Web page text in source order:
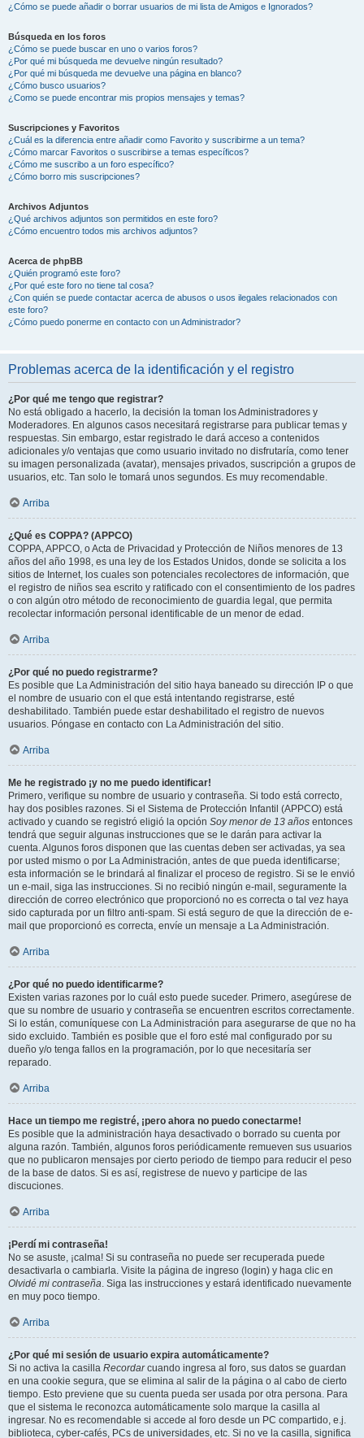
¿Cómo se puede añadir o borrar usuarios de mi lista de Amigos e Ignorados?
Búsqueda en los foros
¿Cómo se puede buscar en uno o varios foros?
¿Por qué mi búsqueda me devuelve ningún resultado?
¿Por qué mi búsqueda me devuelve una página en blanco?
¿Cómo busco usuarios?
¿Como se puede encontrar mis propios mensajes y temas?
Suscripciones y Favoritos
¿Cuál es la diferencia entre añadir como Favorito y suscribirme a un tema?
¿Cómo marcar Favoritos o suscribirse a temas específicos?
¿Cómo me suscribo a un foro específico?
¿Cómo borro mis suscripciones?
Archivos Adjuntos
¿Qué archivos adjuntos son permitidos en este foro?
¿Cómo encuentro todos mis archivos adjuntos?
Acerca de phpBB
¿Quién programó este foro?
¿Por qué este foro no tiene tal cosa?
¿Con quién se puede contactar acerca de abusos o usos ilegales relacionados con
este foro?
¿Cómo puedo ponerme en contacto con un Administrador?
Problemas acerca de la identificación y el registro
¿Por qué me tengo que registrar?
No está obligado a hacerlo, la decisión la toman los Administradores y
Moderadores. En algunos casos necesitará registrarse para publicar temas y
respuestas. Sin embargo, estar registrado le dará acceso a contenidos
adicionales y/o ventajas que como usuario invitado no disfrutaría, como tener
su imagen personalizada (avatar), mensajes privados, suscripción a grupos de
usuarios, etc. Tan solo le tomará unos segundos. Es muy recomendable.
Arriba
¿Qué es COPPA? (APPCO)
COPPA, APPCO, o Acta de Privacidad y Protección de Niños menores de 13
años del año 1998, es una ley de los Estados Unidos, donde se solicita a los
sitios de Internet, los cuales son potenciales recolectores de información, que
el registro de niños sea escrito y ratificado con el consentimiento de los padres
o con algún otro método de reconocimiento de guardia legal, que permita
recolectar información personal identificable de un menor de edad.
Arriba
¿Por qué no puedo registrarme?
Es posible que La Administración del sitio haya baneado su dirección IP o que
el nombre de usuario con el que está intentando registrarse, esté
deshabilitado. También puede estar deshabilitado el registro de nuevos
usuarios. Póngase en contacto con La Administración del sitio.
Arriba
Me he registrado ¡y no me puedo identificar!
Primero, verifique su nombre de usuario y contraseña. Si todo está correcto,
hay dos posibles razones. Si el Sistema de Protección Infantil (APPCO) está
activado y cuando se registró eligió la opción Soy menor de 13 años entonces
tendrá que seguir algunas instrucciones que se le darán para activar la
cuenta. Algunos foros disponen que las cuentas deben ser activadas, ya sea
por usted mismo o por La Administración, antes de que pueda identificarse;
esta información se le brindará al finalizar el proceso de registro. Si se le envió
un e-mail, siga las instrucciones. Si no recibió ningún e-mail, seguramente la
dirección de correo electrónico que proporcionó no es correcta o tal vez haya
sido capturada por un filtro anti-spam. Si está seguro de que la dirección de e-
mail que proporcionó es correcta, envíe un mensaje a La Administración.
Arriba
¿Por qué no puedo identificarme?
Existen varias razones por lo cuál esto puede suceder. Primero, asegúrese de
que su nombre de usuario y contraseña se encuentren escritos correctamente.
Si lo están, comuníquese con La Administración para asegurarse de que no ha
sido excluido. También es posible que el foro esté mal configurado por su
dueño y/o tenga fallos en la programación, por lo que necesitaría ser
reparado.
Arriba
Hace un tiempo me registré, ¡pero ahora no puedo conectarme!
Es posible que la administración haya desactivado o borrado su cuenta por
alguna razón. También, algunos foros periódicamente remueven sus usuarios
que no publicaron mensajes por cierto periodo de tiempo para reducir el peso
de la base de datos. Si es así, registrese de nuevo y participe de las
discuciones.
Arriba
¡Perdí mi contraseña!
No se asuste, ¡calma! Si su contraseña no puede ser recuperada puede
desactivarla o cambiarla. Visite la página de ingreso (login) y haga clic en
Olvidé mi contraseña . Siga las instrucciones y estará identificado nuevamente
en muy poco tiempo.
Arriba
¿Por qué mi sesión de usuario expira automáticamente?
Si no activa la casilla Recordarcuando ingresa al foro, sus datos se guardan
en una cookie segura, que se elimina al salir de la página o al cabo de cierto
tiempo. Esto previene que su cuenta pueda ser usada por otra persona. Para
que el sistema le reconozca automáticamente solo marque la casilla al
ingresar. No es recomendable si accede al foro desde un PC compartido, e.j.
biblioteca, cyber-cafés, PCs de universidades, etc. Si no ve la casilla, significa